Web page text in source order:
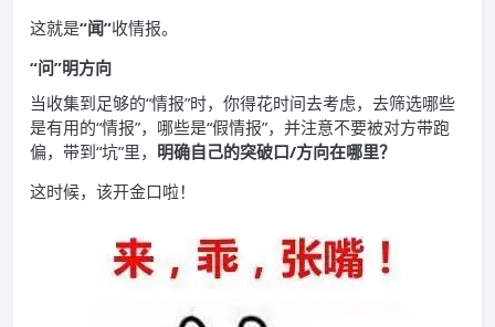
这就是“闻”收情报。
“问”明方向
当收集到足够的“情报”时，你得花时间去考虑，去筛选哪些
是有用的“情报”，哪些是“假情报”，并注意不要被对方带跑
偏，带到“坑”里， 明确自己的突破口/方向在哪里？
这时候，该开金口啦！